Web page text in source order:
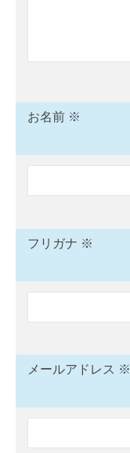
お名前 ※
フリガナ ※
メールアドレス ※